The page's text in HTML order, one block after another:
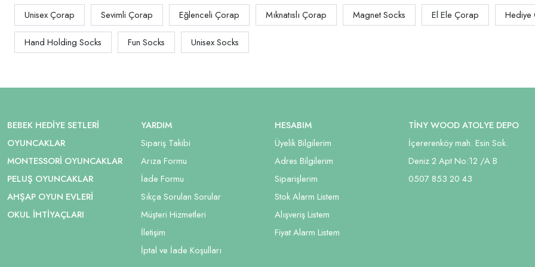
Unisex Çorap Sevimli Çorap Eğlenceli Çorap Mıknatıslı Çorap Magnet Socks El Ele Çorap Hediye
Hand Holding Socks Fun Socks Unisex Socks
BEBEK HEDIYE SETLERI
OYUNCAKLAR
MONTESSORI OYUNCAKLAR
PELUŞ OYUNCAKLAR
AHŞAP OYUN EVLERI
OKUL İHTIYAÇLARI
YARDIM
Sipariş Takibi
Arıza Formu
İade Formu
Sıkça Sorulan Sorular
Müşteri Hizmetleri
İletişim
İptal ve İade Koşulları
HESABIM
Üyelik Bilgilerim
Adres Bilgilerim
Siparişlerim
Stok Alarm Listem
Alışveriş Listem
Fiyat Alarm Listem
TİNY WOOD ATOLYE DEPO
İçererenköy mah. Esin Sok.
Deniz 2 Apt No:12 /A B
0507 853 20 43